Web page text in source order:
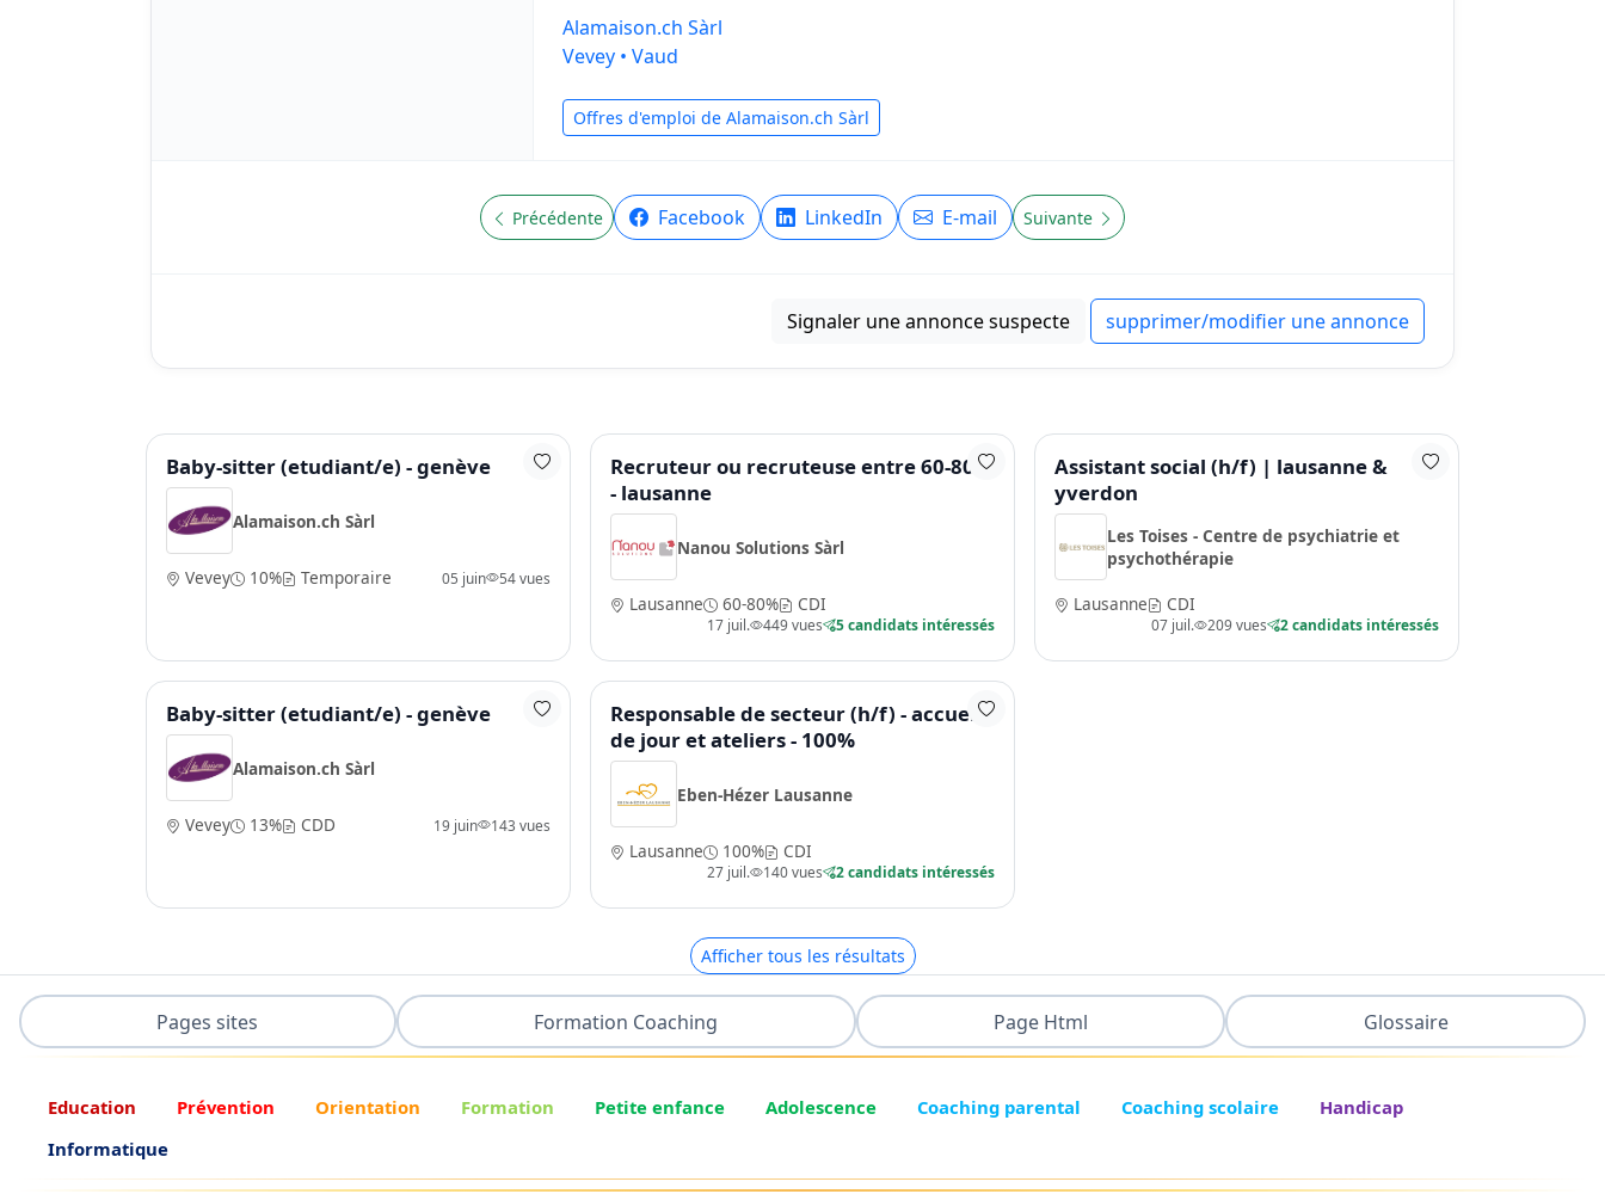
Alamaison.ch Sàrl
Vevey • Vaud
Offres d'emploi de Alamaison.ch Sàrl
Précédente Facebook LinkedIn E-mail Suivante
Signaler une annonce suspecte supprimer/modifier une annonce
Baby-sitter (etudiant/e) - genève
Alamaison.ch Sàrl
Vevey 10% Temporaire 05 juin 54 vues
Recruteur ou recruteuse entre 60-80%
- lausanne
Nanou Solutions Sàrl
Lausanne 60-80% CDI
17 juil. 449 vues 5 candidats intéressés
Assistant social (h/f) | lausanne &
yverdon
Les Toises - Centre de psychiatrie et
psychothérapie
Lausanne
CDI
07 juil. 209 vues 2 candidats intéressés
Baby-sitter (etudiant/e) - genève
Alamaison.ch Sàrl
Vevey 13% CDD 19 juin 143 vues
Responsable de secteur (h/f) - accueil
de jour et ateliers - 100%
Eben-Hézer Lausanne
Lausanne 100% CDI
27 juil. 140 vues 2 candidats intéressés
Afficher tous les résultats
Pages sites Formation Coaching Page Html Glossaire
Education Prévention Orientation Formation Petite enfance Adolescence Coaching parental Coaching scolaire
Handicap
Informatique